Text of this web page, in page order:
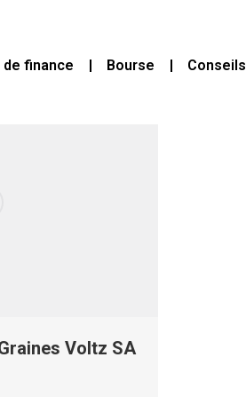
de finance Bourse Conseils
Voltz SA